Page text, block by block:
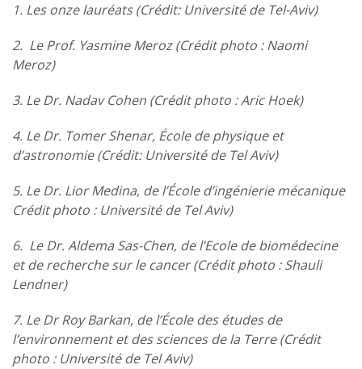
1. Les onze lauréats (Crédit: Université de Tel-Aviv)
2. Le Prof. Yasmine Meroz (Crédit photo : Naomi
Meroz)
3. Le Dr. Nadav Cohen (Crédit photo : Aric Hoek)
4. Le Dr. Tomer Shenar, École de physique et
d’astronomie (Crédit: Université de Tel Aviv)
5. Le Dr. Lior Medina, de l’École d’ingénierie mécanique
Crédit photo : Université de Tel Aviv)
6. Le Dr. Aldema Sas-Chen, de l’Ecole de biomédecine
et de recherche sur le cancer (Crédit photo : Shauli
Lendner)
7. Le Dr Roy Barkan, de l’École des études de
l’environnement et des sciences de la Terre (Crédit
photo : Université de Tel Aviv)